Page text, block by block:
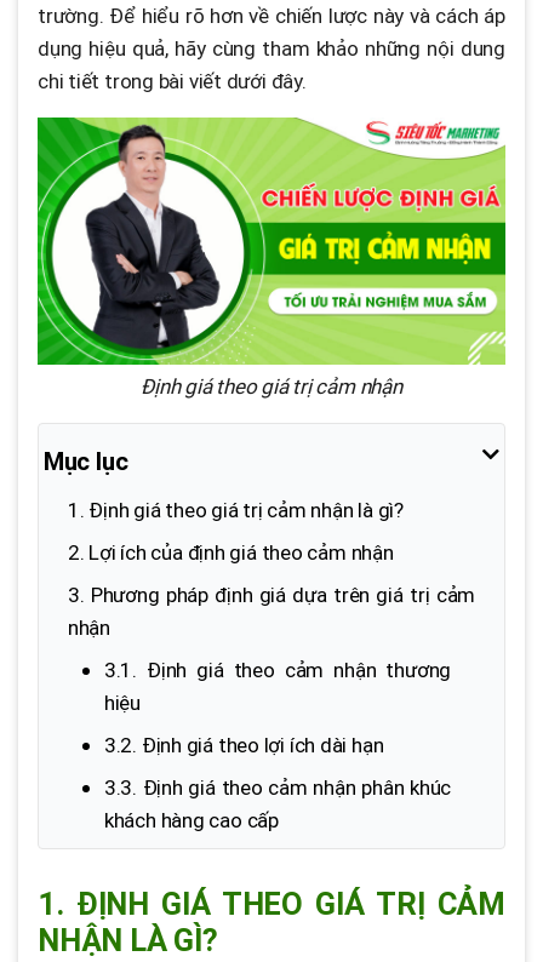
trường. Để hiểu rõ hơn về chiến lược này và cách áp
dụng hiệu quả, hãy cùng tham khảo những nội dung
chi tiết trong bài viết dưới đây.
Định giá theo giá trị cảm nhận
Mục lục
1. Định giá theo giá trị cảm nhận là gì?
2. Lợi ích của định giá theo cảm nhận
3. Phương pháp định giá dựa trên giá trị cảm
nhận
3.1. Định giá theo cảm nhận thương
hiệu
3.2. Định giá theo lợi ích dài hạn
3.3. Định giá theo cảm nhận phân khúc
khách hàng cao cấp
nhận của khách hàng
4.1. Thu thập dữ liệu người tiêu dùng
1. ĐỊNH GIÁ THEO GIÁ TRỊ CẢM
NHẬN LÀ GÌ?